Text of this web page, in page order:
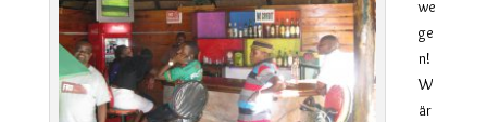
we
ge
n!
W
är